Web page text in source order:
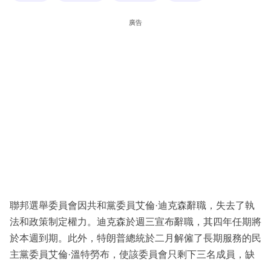
區
廣告
聯邦選舉委員會因共和黨委員艾倫·迪克森辭職，失去了執
法和政策制定權力。迪克森於週三宣布辭職，其四年任期將
於本週到期。此外，特朗普總統於二月解僱了長期服務的民
主黨委員艾倫·溫特勞布，使該委員會只剩下三名成員，缺